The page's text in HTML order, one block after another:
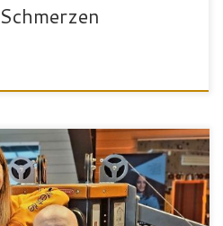
Agrartechniker aus Bad Waldsee.
die modernen Geräte, die